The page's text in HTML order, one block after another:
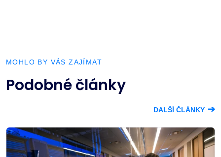
MOHLO BY VÁS ZAJÍMAT
Podobné články
DALŠÍ ČLÁNKY ➔